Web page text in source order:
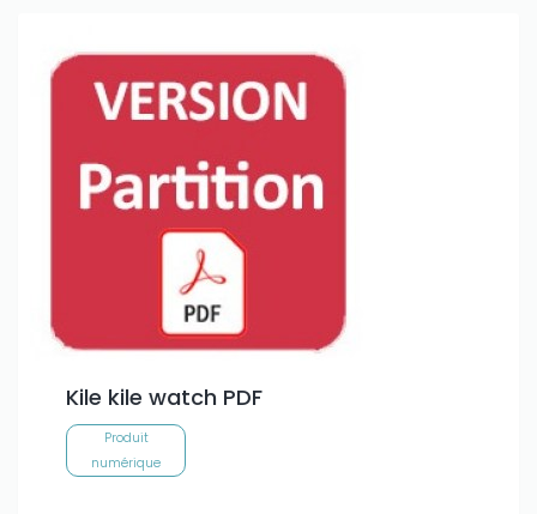
Kile kile watch PDF
Produit
numérique